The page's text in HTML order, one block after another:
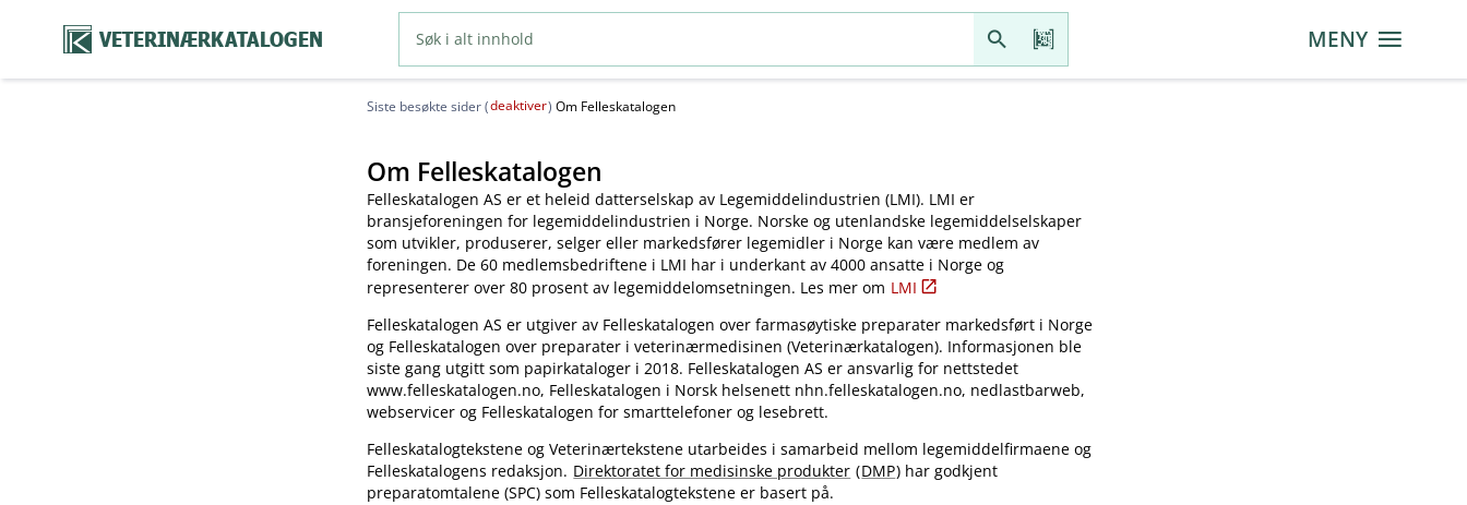
VETERINÆRKATALOGEN MENY
Siste besøkte sider (deaktiver) Om Felleskatalogen
Om Felleskatalogen
Felleskatalogen AS er et heleid datterselskap av Legemiddelindustrien (LMI). LMI er
bransjeforeningen for legemiddelindustrien i Norge. Norske og utenlandske legemiddelselskaper
som utvikler, produserer, selger eller markedsfører legemidler i Norge kan være medlem av
foreningen. De 60 medlemsbedriftene i LMI har i underkant av 4000 ansatte i Norge og
representerer over 80 prosent av legemiddelomsetningen. Les mer om LMI
Felleskatalogen AS er utgiver av Felleskatalogen over farmasøytiske preparater markedsført i Norge
og Felleskatalogen over preparater i veterinærmedisinen (Veterinærkatalogen). Informasjonen ble
siste gang utgitt som papirkataloger i 2018. Felleskatalogen AS er ansvarlig for nettstedet
www.felleskatalogen.no, Felleskatalogen i Norsk helsenett nhn.felleskatalogen.no, nedlastbarweb,
webservicer og Felleskatalogen for smarttelefoner og lesebrett.
Felleskatalogtekstene og Veterinærtekstene utarbeides i samarbeid mellom legemiddelfirmaene og
Felleskatalogens redaksjon. Direktoratet for medisinske produkter (DMP) har godkjent
preparatomtalene (SPC) som Felleskatalogtekstene er basert på.